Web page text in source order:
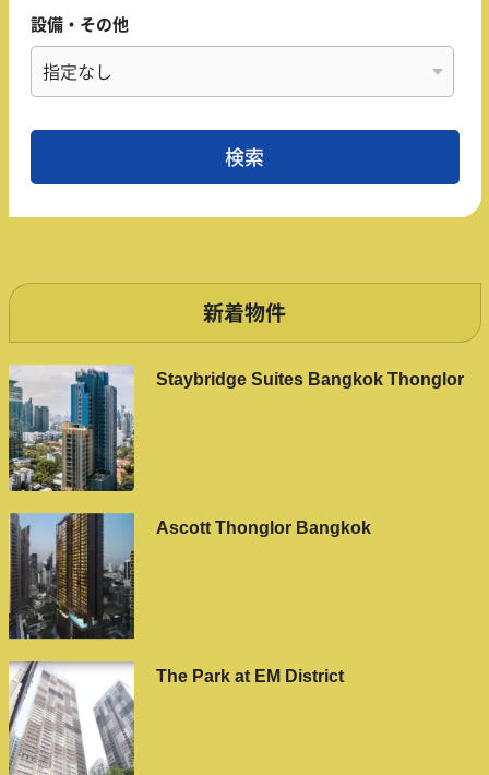
設備・その他
新着物件
Staybridge Suites Bangkok Thonglor
Ascott Thonglor Bangkok
The Park at EM District